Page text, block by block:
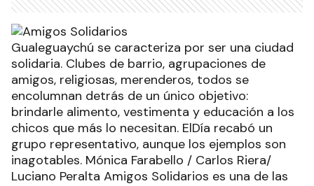
Gualeguaychú se caracteriza por ser una ciudad
solidaria. Clubes de barrio, agrupaciones de
amigos, religiosas, merenderos, todos se
encolumnan detrás de un único objetivo:
brindarle alimento, vestimenta y educación a los
chicos que más lo necesitan. ElDía recabó un
grupo representativo, aunque los ejemplos son
inagotables. Mónica Farabello / Carlos Riera/
Luciano Peralta Amigos Solidarios es una de las